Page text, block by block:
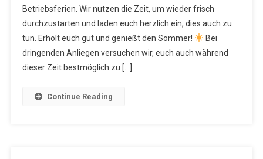
Betriebsferien. Wir nutzen die Zeit, um wieder frisch
durchzustarten und laden euch herzlich ein, dies auch zu
tun. Erholt euch gut und genießt den Sommer!
Bei
dringenden Anliegen versuchen wir, euch auch während
dieser Zeit bestmöglich zu […]
Continue Reading